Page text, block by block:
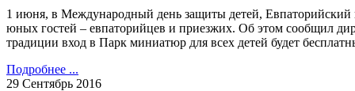
1 июня, в Международный день защиты детей,
юных гостей – евпаторийцев и приезжих. Об этом сообщил
традиции вход в Парк миниатюр для всех детей будет
Подробнее ...
29 Сентябрь 2016